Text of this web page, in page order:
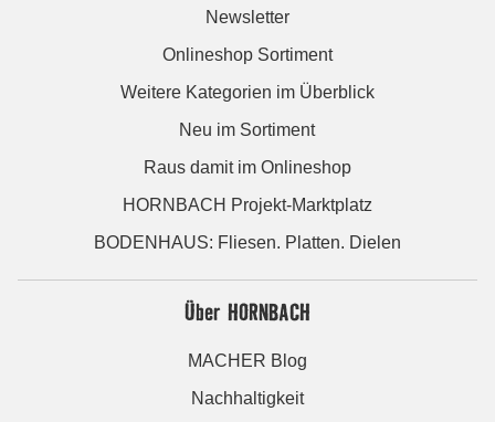
Newsletter
Onlineshop Sortiment
Weitere Kategorien im Überblick
Neu im Sortiment
Raus damit im Onlineshop
HORNBACH Projekt-Marktplatz
BODENHAUS: Fliesen. Platten. Dielen
Über HORNBACH
MACHER Blog
Nachhaltigkeit